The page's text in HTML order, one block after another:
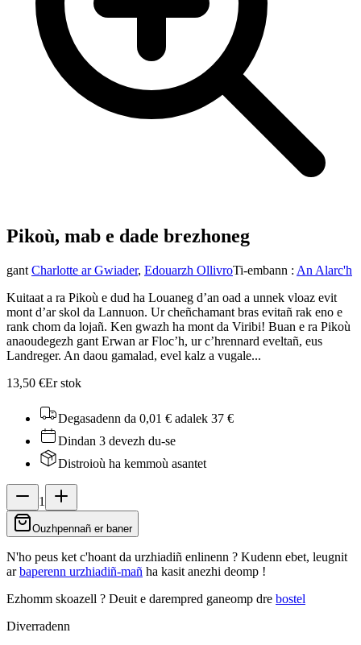
Pikoù, mab e dade brezhoneg
gant Charlotte ar Gwiader, Edouarzh OllivroTi-embann : An Alarc'h
Kuitaat a ra Pikoù e dud ha Louaneg d’an oad a unnek vloaz evit
mont d’ar skol da Lannuon. Ur cheñchamant bras evitañ rak eno e
rank chom da lojañ. Ken gwazh ha mont da Viribi! Buan e ra Pikoù
anaoudegezh gant Erwan ar Floc’h, ur c’hrennard eveltañ, eus
Landreger. An daou gamalad, evel kalz a vugale...
13,50 €Er stok
Degasadenn da 0,01 € adalek 37 €
Dindan 3 devezh du-se
Distroioù ha kemmoù asantet
1
Ouzhpennañ er baner
N'ho peus ket c'hoant da urzhiadiñ enlinenn ? Kudenn ebet, leugnit
arbaperenn urzhiadiñ-mañ ha kasit anezhi deomp !
Ezhomm skoazell ? Deuit e darempred ganeomp dre bostel
Diverradenn